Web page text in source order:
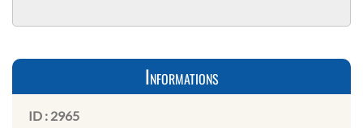
Informations
ID : 2965